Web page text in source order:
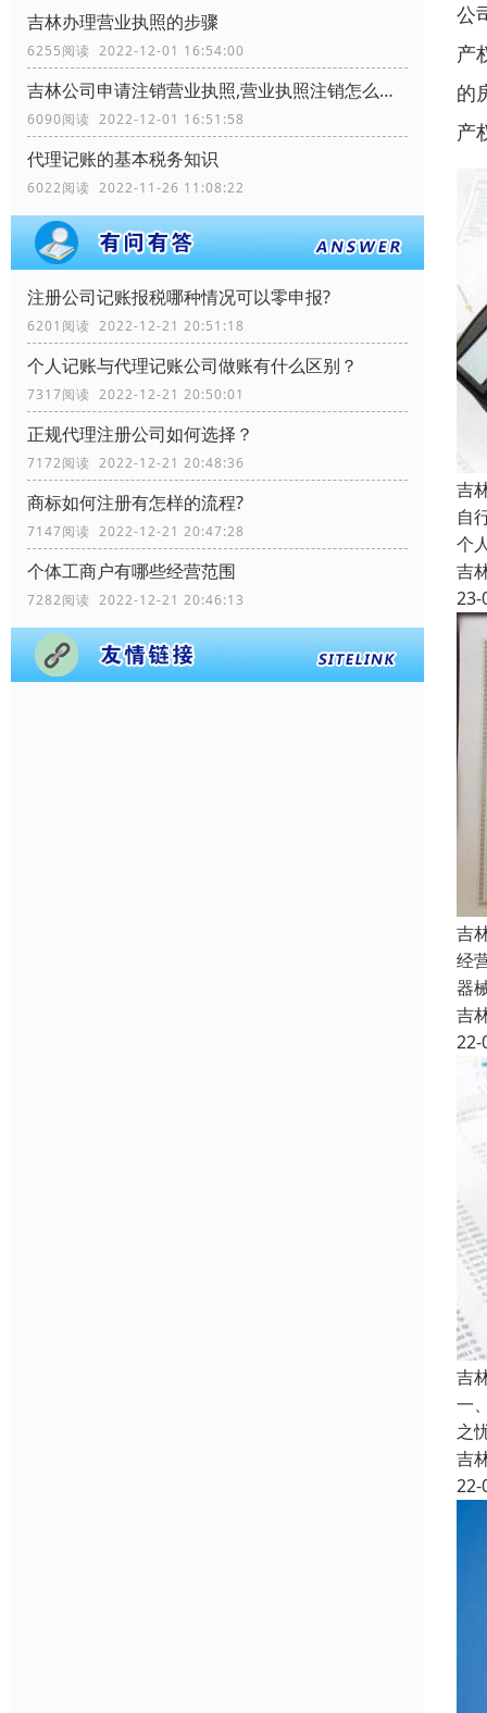
吉林办理营业执照的步骤
6255阅读 2022-12-01 16:54:00
吉林公司申请注销营业执照,营业执照注销怎么办理
6090阅读 2022-12-01 16:51:58
代理记账的基本税务知识
6022阅读 2022-11-26 11:08:22
注册公司记账报税哪种情况可以零申报?
6201阅读 2022-12-21 20:51:18
个人记账与代理记账公司做账有什么区别？
7317阅读 2022-12-21 20:50:01
正规代理注册公司如何选择？
7172阅读 2022-12-21 20:48:36
商标如何注册有怎样的流程?
7147阅读 2022-12-21 20:47:28
个体工商户有哪些经营范围
7282阅读 2022-12-21 20:46:13
公
产
的
产
吉
自
个
吉
23-
吉
经
器
吉
22-
吉
一
之
吉
22-